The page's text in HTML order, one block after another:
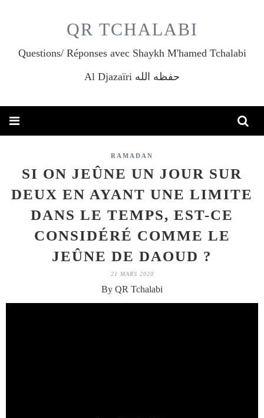
QR TCHALABI
Questions/ Réponses avec Shaykh M'hamed Tchalabi
Al Djazaïri حفظه الله
RAMADAN
SI ON JEÛNE UN JOUR SUR
DEUX EN AYANT UNE LIMITE
DANS LE TEMPS, EST-CE
CONSIDÉRÉ COMME LE
JEÛNE DE DAOUD ?
21 MARS 2020
By QR Tchalabi